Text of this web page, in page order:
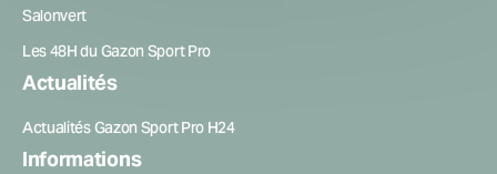
Salonvert
Les 48H du Gazon Sport Pro
Actualités
Actualités Gazon Sport Pro H24
Informations